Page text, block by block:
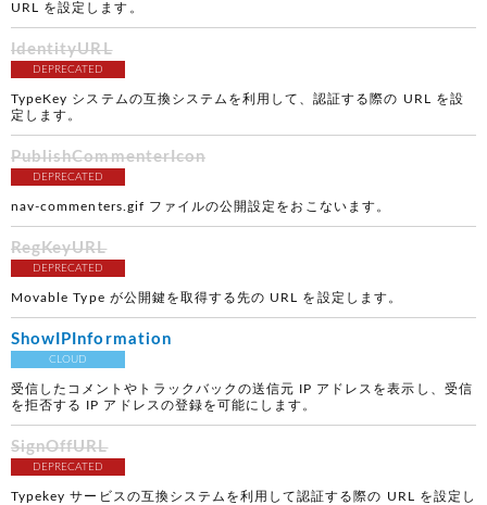
URL を設定します。
IdentityURL
DEPRECATED
TypeKey システムの互換システムを利用して、認証する際の URL を設
定します。
PublishCommenterIcon
DEPRECATED
nav-commenters.gif ファイルの公開設定をおこないます。
RegKeyURL
DEPRECATED
Movable Type が公開鍵を取得する先の URL を設定します。
ShowIPInformation
CLOUD
受信したコメントやトラックバックの送信元 IP アドレスを表示し、受信
を拒否する IP アドレスの登録を可能にします。
SignOffURL
DEPRECATED
Typekey サービスの互換システムを利用して認証する際の URL を設定し